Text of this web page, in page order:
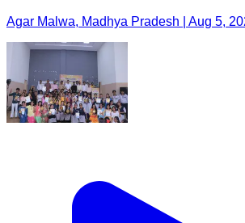
Agar Malwa, Madhya Pradesh | Aug 5,